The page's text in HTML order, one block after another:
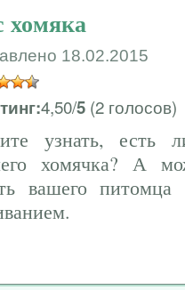
хомяка
18.02.2015
4,50/5 (2 голосов)
узнать, есть
хомячка? А
вашего